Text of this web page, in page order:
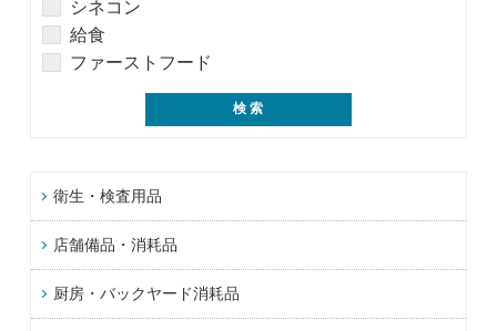
シネコン
給食
ファーストフード
衛生・検査用品
店舗備品・消耗品
厨房・バックヤード消耗品